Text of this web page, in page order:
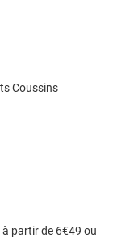
Coussins
partir de 6€49 ou